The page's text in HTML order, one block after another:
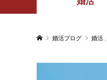
婚活ブログ 婚活 ,